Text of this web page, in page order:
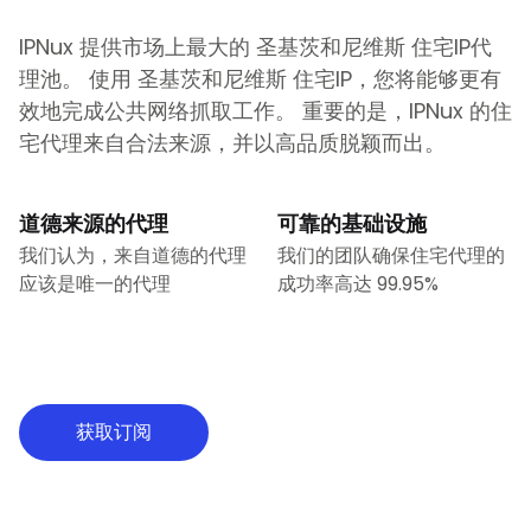
IPNux 提供市场上最大的 圣基茨和尼维斯 住宅IP代
理池。 使用 圣基茨和尼维斯 住宅IP，您将能够更有
效地完成公共网络抓取工作。 重要的是，IPNux 的住
宅代理来自合法来源，并以高品质脱颖而出。
道德来源的代理
我们认为，来自道德的代理
应该是唯一的代理
可靠的基础设施
我们的团队确保住宅代理的
成功率高达 99.95%
获取订阅